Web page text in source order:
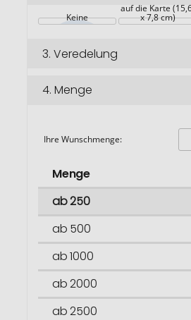
Keine
auf die Karte
x 7,8 cm)
3. Veredelung
4. Menge
Ihre Wunschmenge:
Menge
ab 250
ab 500
ab 1000
ab 2000
ab 2500